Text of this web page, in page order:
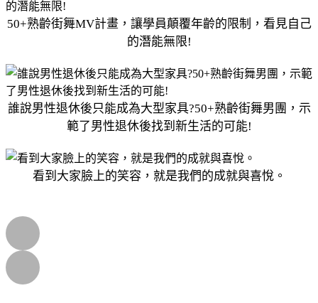
50+熟齡街舞MV計畫，讓學員顛覆年齡的限制，看見自己
的潛能無限!
誰說男性退休後只能成為大型家具?50+熟齡街舞男團，示
範了男性退休後找到新生活的可能!
看到大家臉上的笑容，就是我們的成就與喜悅。